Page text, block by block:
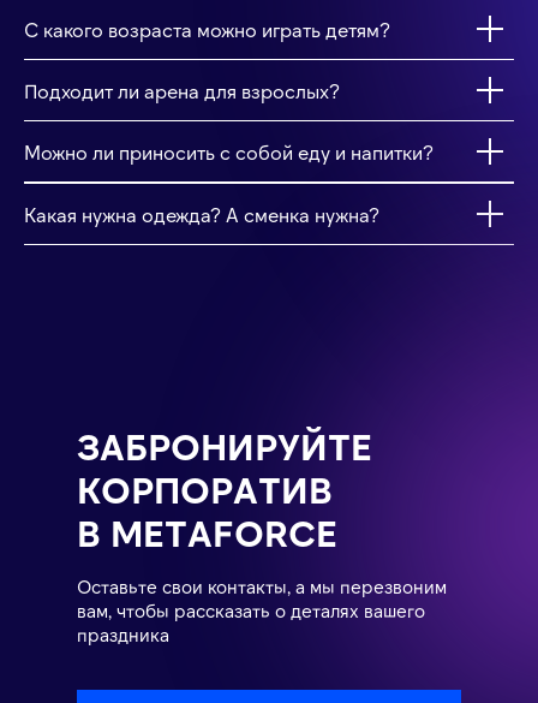
С какого возраста можно играть детям?
Подходит ли арена для взрослых?
Можно ли приносить с собой еду и напитки?
Какая нужна одежда? А сменка нужна?
ЗАБРОНИРУЙТЕ
КОРПОРАТИВ
В METAFORCE
Оставьте свои контакты, а мы перезвоним
вам, чтобы рассказать о деталях вашего
праздника